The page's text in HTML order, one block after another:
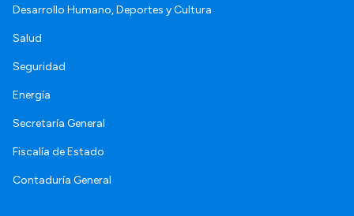
Desarrollo Humano, Deportes y Cultura
Salud
Seguridad
Energía
Secretaría General
Fiscalía de Estado
Contaduría General